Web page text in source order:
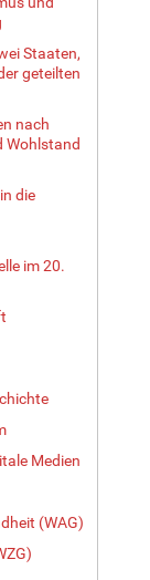
Staaten,
geteilten
nach
Wohlstand
die
im 20.
Medien
(WAG)